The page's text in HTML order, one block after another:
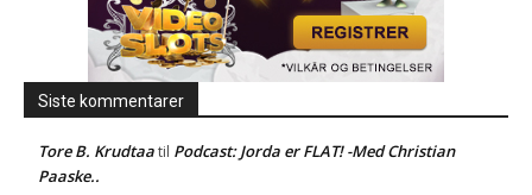
Siste kommentarer
Tore B. Krudtaatil Podcast: Jorda er FLAT! -Med Christian
Paaske..